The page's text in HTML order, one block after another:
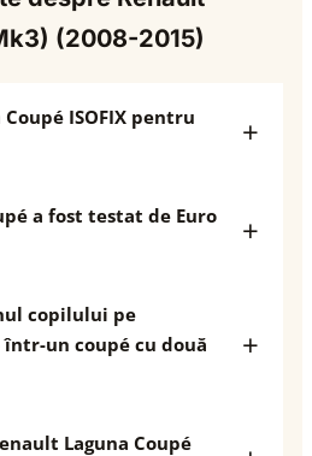
(2008-2015)
ISOFIX pentru
a fost testat de Euro
copilului pe
un coupé cu două
Laguna Coupé